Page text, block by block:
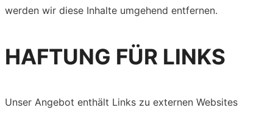
werden wir diese Inhalte umgehend entfernen.
HAFTUNG FÜR LINKS
Unser Angebot enthält Links zu externen Websites